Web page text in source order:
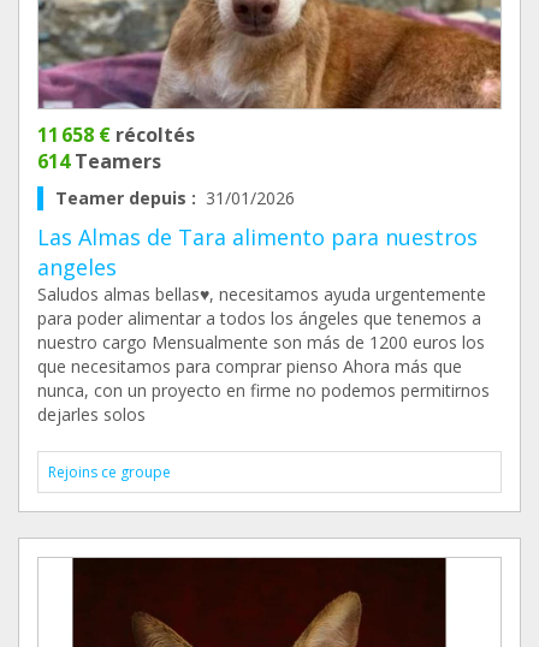
11 658 € récoltés
614Teamers
Teamer depuis : 31/01/2026
Las Almas de Tara alimento para nuestros
angeles
Saludos almas bellas♥️, necesitamos ayuda urgentemente
para poder alimentar a todos los ángeles que tenemos a
nuestro cargo Mensualmente son más de 1200 euros los
que necesitamos para comprar pienso Ahora más que
nunca, con un proyecto en firme no podemos permitirnos
dejarles solos
Rejoins ce groupe